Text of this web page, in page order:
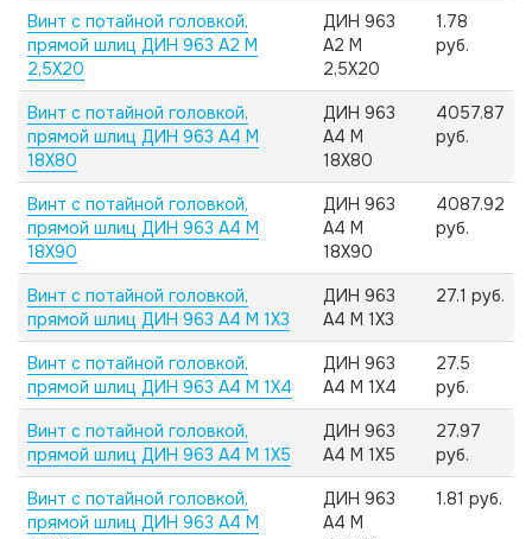
Винт с потайной головкой,
прямой шлиц ДИН 963 А2 M
2,5X20
ДИН 963
А2 M
2,5X20
1.78
руб.
Винт с потайной головкой,
прямой шлиц ДИН 963 А4 M
18X80
ДИН 963
А4 M
18X80
4057.87
руб.
Винт с потайной головкой,
прямой шлиц ДИН 963 А4 M
18X90
ДИН 963
А4 M
18X90
4087.92
руб.
Винт с потайной головкой,
прямой шлиц ДИН 963 А4 M 1X3
ДИН 963
А4 M 1X3
27.1 руб.
Винт с потайной головкой,
прямой шлиц ДИН 963 А4 M 1X4
ДИН 963
А4 M 1X4
27.5
руб.
Винт с потайной головкой,
прямой шлиц ДИН 963 А4 M 1X5
ДИН 963
А4 M 1X5
27.97
руб.
Винт с потайной головкой,
прямой шлиц ДИН 963 А4 M
ДИН 963
А4 M
1.81 руб.